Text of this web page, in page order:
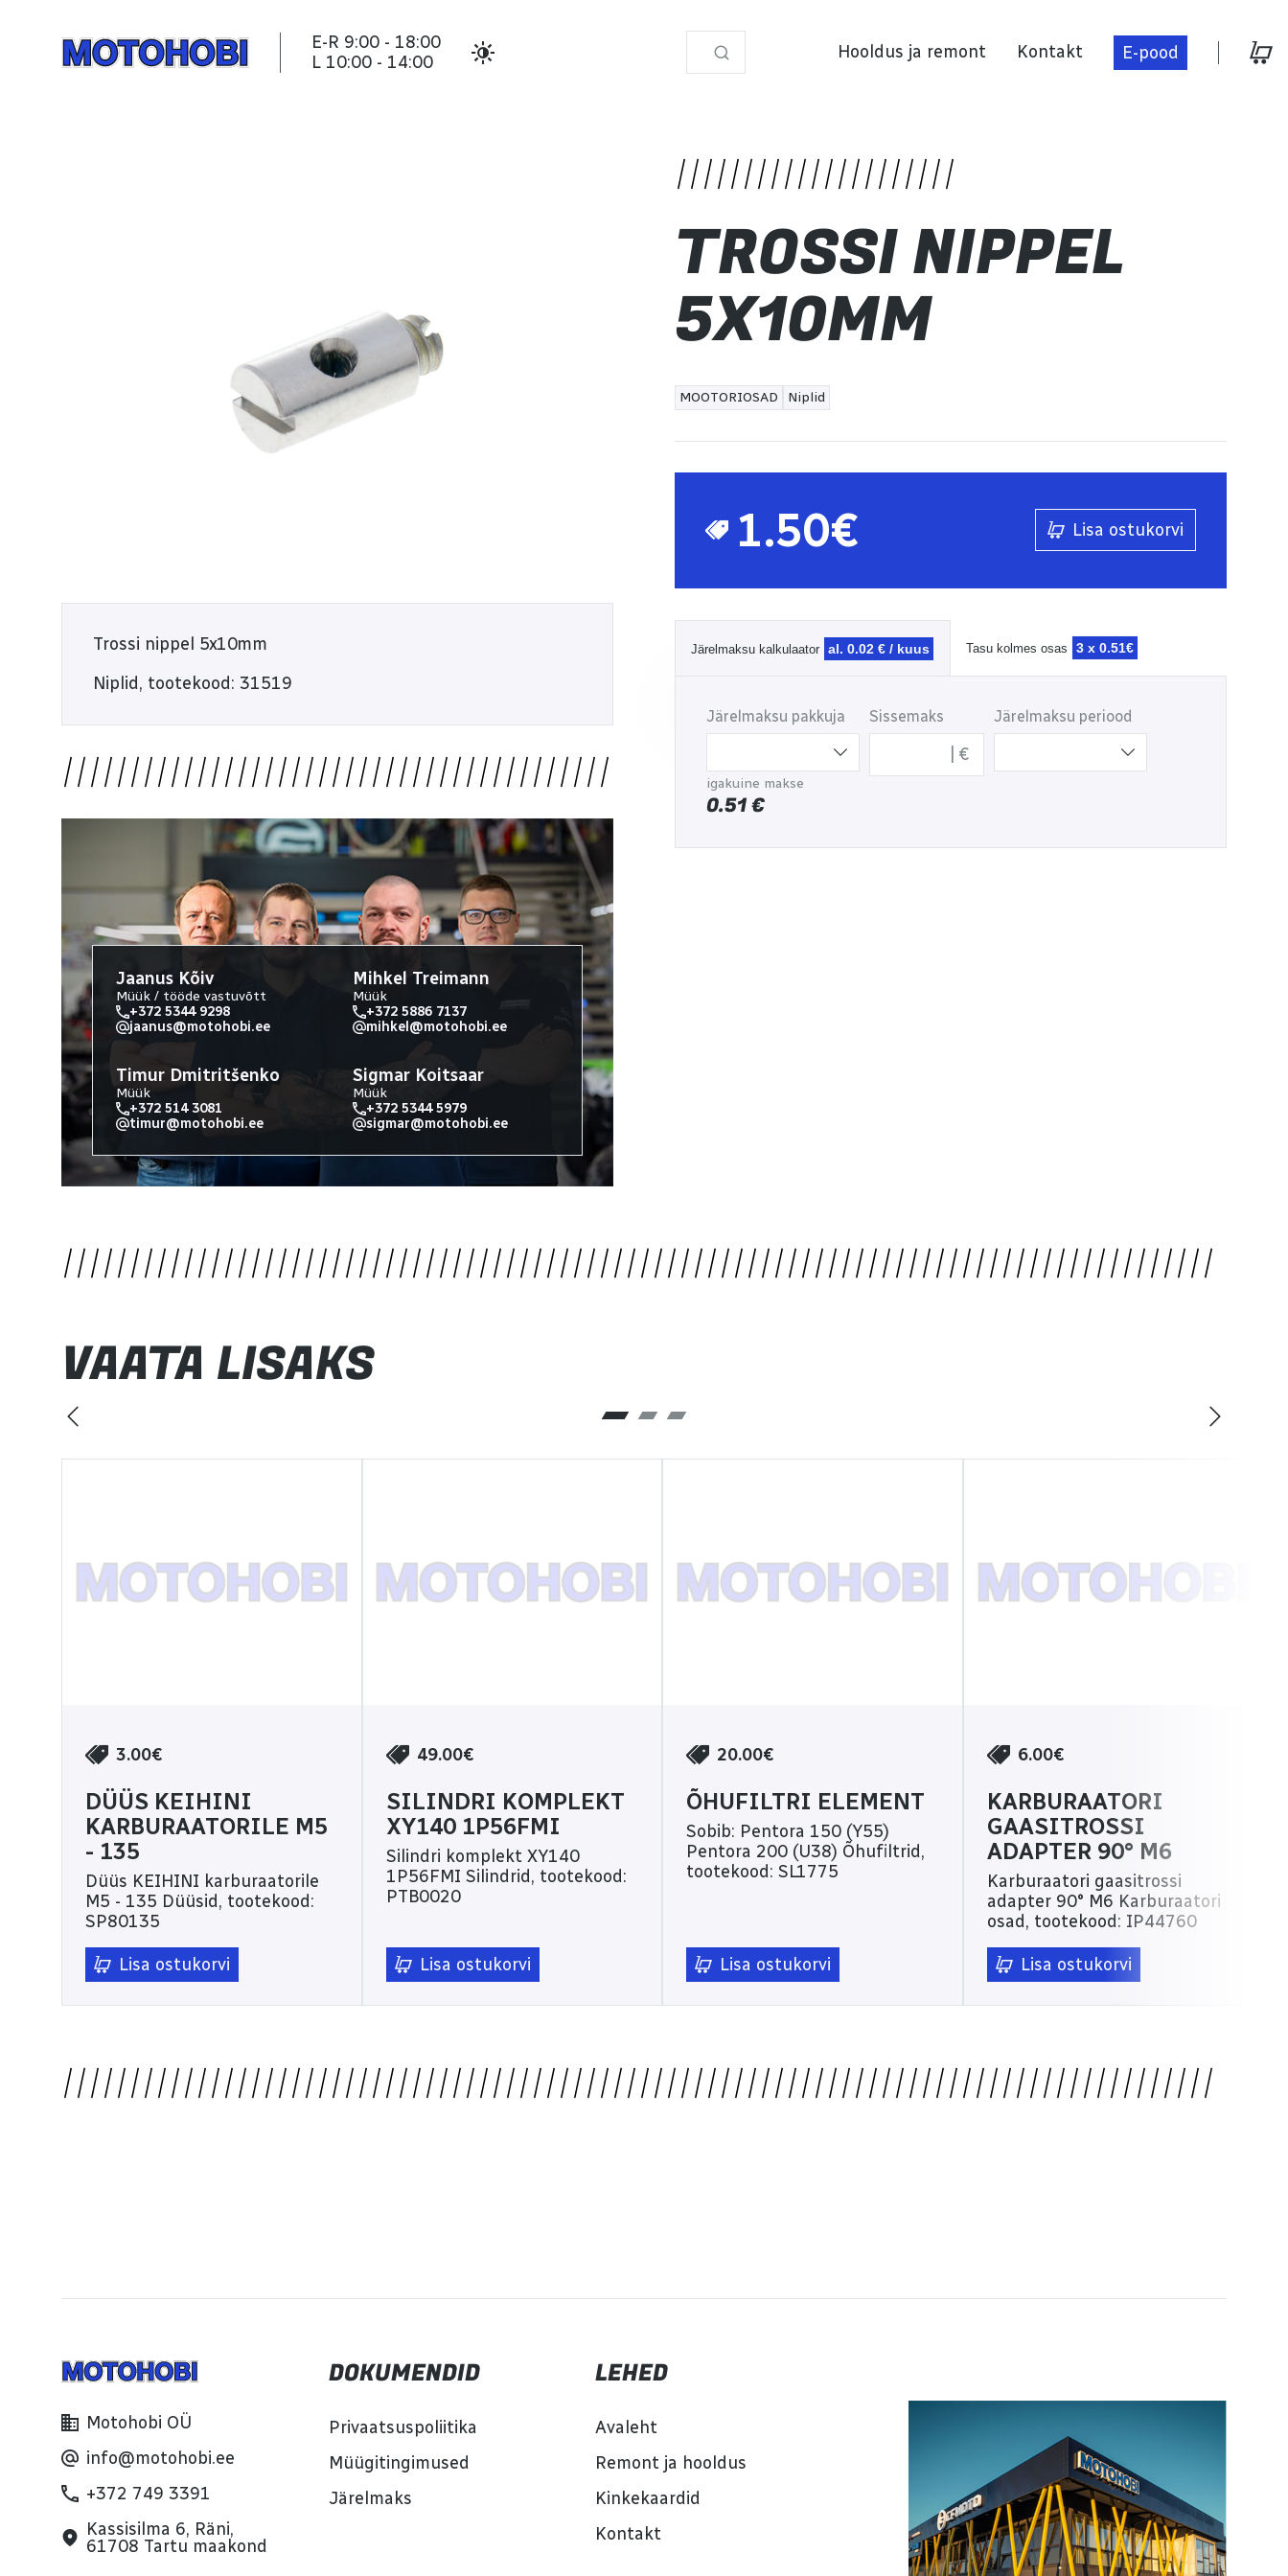
E-R 9:00 - 18:00
L 10:00 - 14:00
Hooldus ja remont Kontakt E-pood
Trossi nippel 5x10mm
Niplid, tootekood: 31519
Jaanus Kõiv
Müük / tööde vastuvõtt
+372 5344 9298
jaanus@motohobi.ee
Mihkel Treimann
Müük
+372 5886 7137
mihkel@motohobi.ee
Timur Dmitritšenko
Müük
+372 514 3081
timur@motohobi.ee
Sigmar Koitsaar
Müük
+372 5344 5979
sigmar@motohobi.ee
TROSSI NIPPEL
5X10MM
MOOTORIOSAD Niplid
1.50€ Lisa ostukorvi
Järelmaksu kalkulaator al. 0.02 € / kuus Tasu kolmes osas 3 x 0.51€
Järelmaksu pakkuja Sissemaks
€
Järelmaksu periood
igakuine makse
0.51€
VAATA LISAKS
3.00€
DÜÜS KEIHINI
KARBURAATORILE M5
- 135
Düüs KEIHINI karburaatorile
M5 - 135 Düüsid, tootekood:
SP80135
Lisa ostukorvi
49.00€
SILINDRI KOMPLEKT
XY140 1P56FMI
Silindri komplekt XY140
1P56FMI Silindrid, tootekood:
PTB0020
Lisa ostukorvi
20.00€
ÕHUFILTRI ELEMENT
Sobib: Pentora 150 (Y55)
Pentora 200 (U38) Õhufiltrid,
tootekood: SL1775
Lisa ostukorvi
6.00€
KARBURAATORI
GAASITROSSI
ADAPTER 90° M6
Karburaatori gaasitrossi
adapter 90° M6 Karburaatori
osad, tootekood: IP44760
Lisa ostukorvi
Motohobi OÜ
info@motohobi.ee
+372 749 3391
Kassisilma 6, Räni,
61708 Tartu maakond
DOKUMENDID
Privaatsuspoliitika
Müügitingimused
Järelmaks
LEHED
Avaleht
Remont ja hooldus
Kinkekaardid
Kontakt